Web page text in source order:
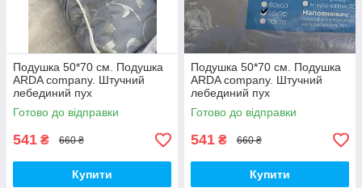
Подушка 50*70 см. Подушка
ARDA company. Штучний
лебединий пух
Готово до відправки
541 ₴ 660 ₴
Купити
Подушка 50*70 см. Подушка
ARDA company. Штучний
лебединий пух
Готово до відправки
541 ₴ 660 ₴
Купити